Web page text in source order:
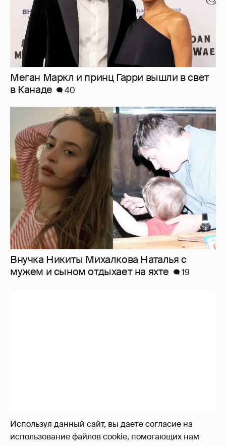
Используя данный сайт, вы даете согласие на
использование файлов cookie, помогающих нам
Меган Маркл и принц Гарри вышли в свет
в Канаде
40
Внучка Никиты Михалкова Наталья с
мужем и сыном отдыхает на яхте
19